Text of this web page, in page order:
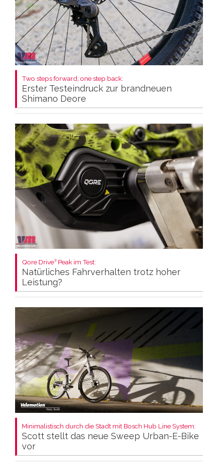
Two steps forward, one step back:
Erster Testeindruck zur brandneuen
Shimano Deore
Qore Drive³ Peak im Test:
Natürliches Fahrverhalten trotz hoher
Leistung?
Minimalistisch durch die Stadt mit Bosch Hub Line System:
Scott stellt das neue Sweep Urban-E-Bike
vor